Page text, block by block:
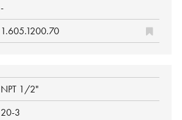
-
1.605.1200.70
NPT 1/2"
20-3